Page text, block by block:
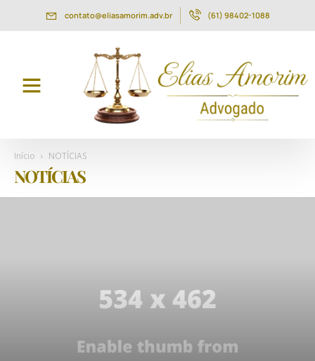
contato@eliasamorim.adv.br (61) 98402-1088
Início NOTÍCIAS
NOTÍCIAS